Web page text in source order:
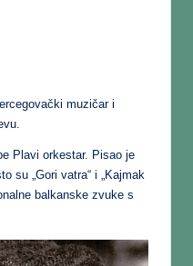
muzičar i
Plavi orkestar. Pisao je
su „Gori vatra“ i „Kajmak
balkanske zvuke s